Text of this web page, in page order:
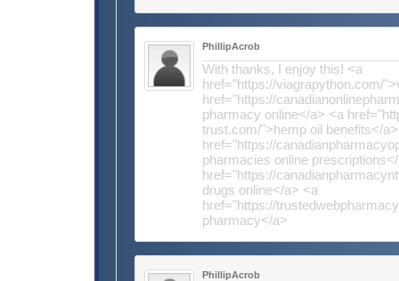
PhillipAcrob
With thanks, I enjoy this! <a
href="https://viagrapython.com/
href="https://
pharmacy online</a> <a
trust.com/">hemp oil benefits</
href="https://
pharmacies online
href="https://
drugs online</a> <a
href="https://
pharmacy</a>
PhillipAcrob